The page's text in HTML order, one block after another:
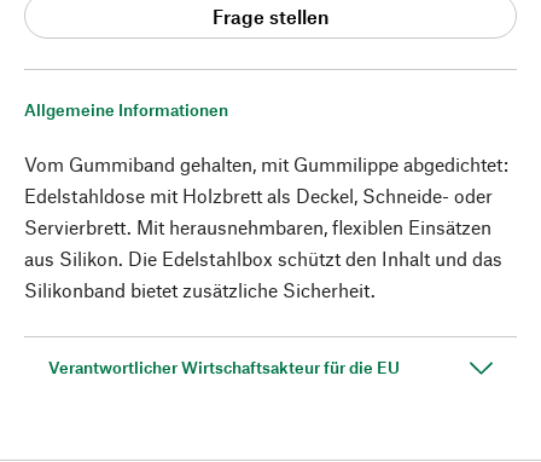
Allgemeine Informationen
Vom Gummiband gehalten, mit Gummilippe abgedichtet:
Edelstahldose mit Holzbrett als Deckel, Schneide- oder
Servierbrett. Mit herausnehmbaren, flexiblen Einsätzen
aus Silikon. Die Edelstahlbox schützt den Inhalt und das
Silikonband bietet zusätzliche Sicherheit.
Verantwortlicher Wirtschaftsakteur für die EU
Frage stellen